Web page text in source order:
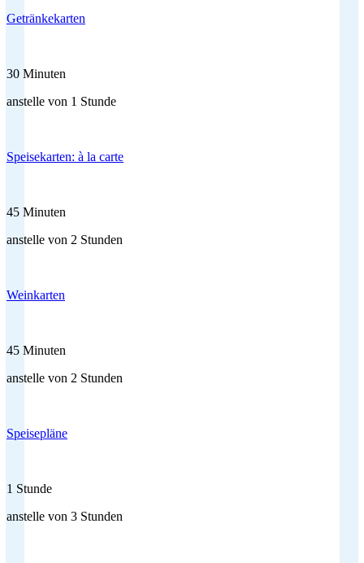
Getränkekarten
30 Minuten
anstelle von 1 Stunde
Speisekarten: à la carte
45 Minuten
anstelle von 2 Stunden
Weinkarten
45 Minuten
anstelle von 2 Stunden
Speisepläne
1 Stunde
anstelle von 3 Stunden